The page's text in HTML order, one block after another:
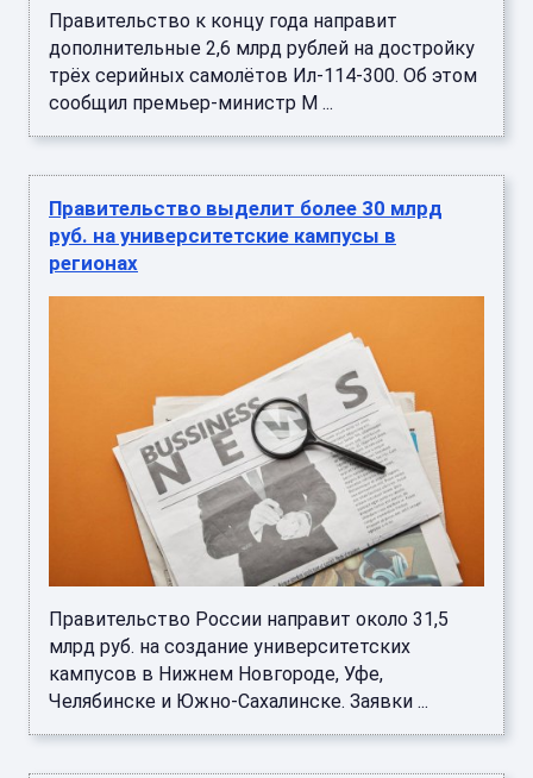
Правительство к концу года направит
дополнительные 2,6 млрд рублей на достройку
трёх серийных самолётов Ил-114-300. Об этом
сообщил премьер-министр М ...
Правительство выделит более 30 млрд
руб. на университетские кампусы в
регионах
Правительство России направит около 31,5
млрд руб. на создание университетских
кампусов в Нижнем Новгороде, Уфе,
Челябинске и Южно-Сахалинске. Заявки ...